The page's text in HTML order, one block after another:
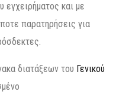
και με
παρατηρήσεις για
διατάξεων του Γενικού